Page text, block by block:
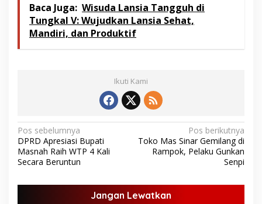
Baca Juga: Wisuda Lansia Tangguh di
Tungkal V: Wujudkan Lansia Sehat,
Mandiri, dan Produktif
Ikuti Kami
N
a
v
i
Pos sebelumnya
DPRD Apresiasi Bupati
Masnah Raih WTP 4 Kali
Secara Beruntun
Pos berikutnya
Toko Mas Sinar Gemilang di
Rampok, Pelaku Gunkan
Senpi
Jangan Lewatkan